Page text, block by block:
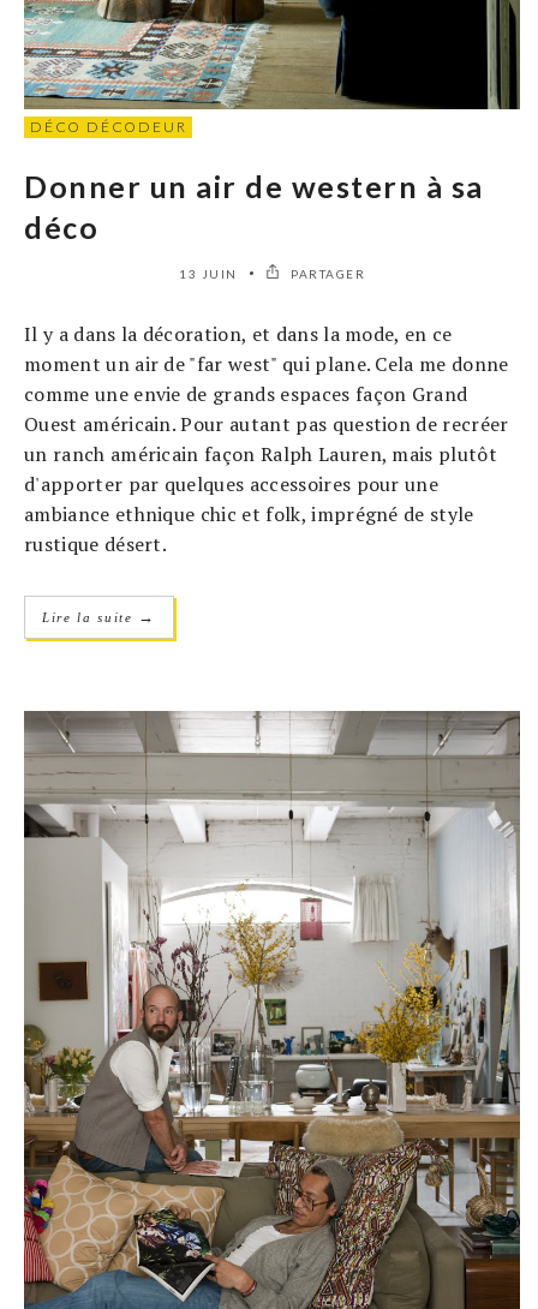
DÉCO DÉCODEUR
Donner un air de western à sa
déco
13 JUIN PARTAGER
Il y a dans la décoration, et dans la mode, en ce
moment un air de "far west" qui plane. Cela me donne
comme une envie de grands espaces façon Grand
Ouest américain. Pour autant pas question de recréer
un ranch américain façon Ralph Lauren, mais plutôt
d'apporter par quelques accessoires pour une
ambiance ethnique chic et folk, imprégné de style
rustique désert.
Lire la suite →